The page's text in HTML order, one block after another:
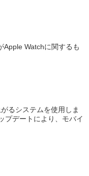
Apple Watchに関するも
るシステムを使用しま
プデートにより、モバイ